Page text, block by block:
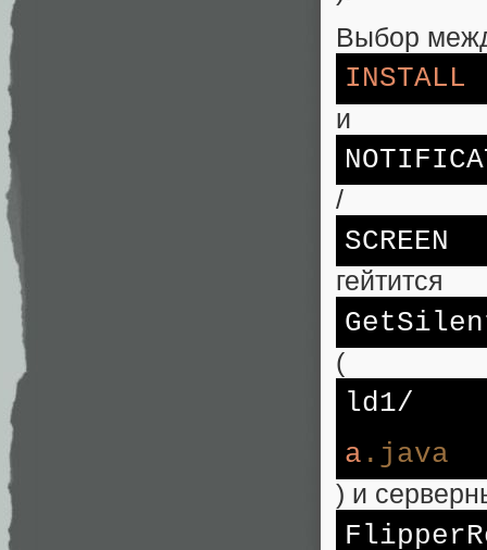
Выбор
INSTALL
и
NOTIFI
/
SCREEN
гейтится
(
ld1/
a .java
) и